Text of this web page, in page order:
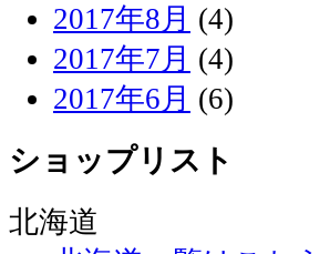
2017年8月 (4)
2017年7月 (4)
2017年6月 (6)
ショップリスト
北海道